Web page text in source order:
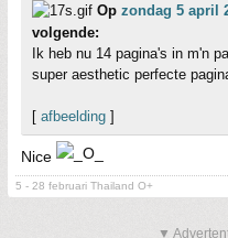
Op zondag 5 april
volgende:
Ik heb nu 14 pagina's in m'n
super aesthetic perfecte
[ afbeelding ]
Nice
5 - 28 februari Thailand O+
▼